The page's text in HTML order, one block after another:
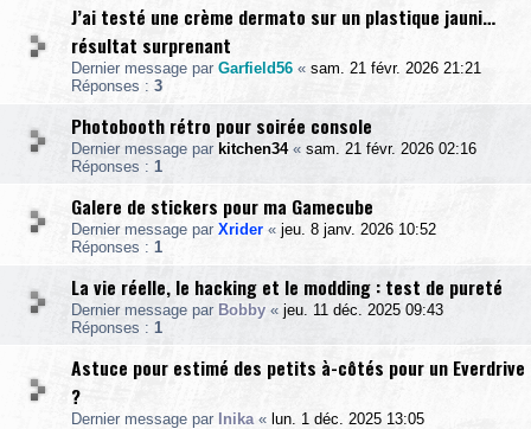
J’ai testé une crème dermato sur un plastique jauni…
résultat surprenant
Dernier message par Garfield56 « sam. 21 févr. 2026 21:21
Réponses : 3
Photobooth rétro pour soirée console
Dernier message par kitchen34« sam. 21 févr. 2026 02:16
Réponses : 1
Galere de stickers pour ma Gamecube
Dernier message par Xrider « jeu. 8 janv. 2026 10:52
Réponses : 1
La vie réelle, le hacking et le modding : test de pureté
Dernier message par Bobby « jeu. 11 déc. 2025 09:43
Réponses : 1
Astuce pour estimé des petits à-côtés pour un Everdrive
?
Dernier message par Inika « lun. 1 déc. 2025 13:05